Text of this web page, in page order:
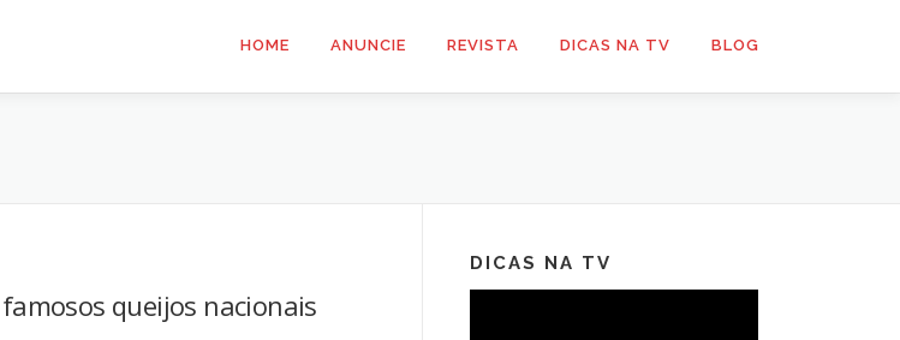
HOME ANUNCIE REVISTA DICAS NA TV BLOG
queijos nacionais
DICAS NA TV